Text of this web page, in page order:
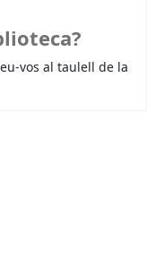
vos al taulell de la